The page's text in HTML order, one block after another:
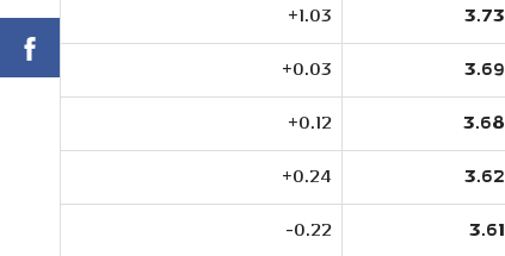
3.73
1.03+
3.69
0.03+
3.68
0.12+
3.62
0.24+
3.61
0.22-